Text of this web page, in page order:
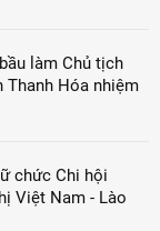
làm Chủ tịch
Thanh Hóa nhiệm
chức Chi hội
Việt Nam - Lào